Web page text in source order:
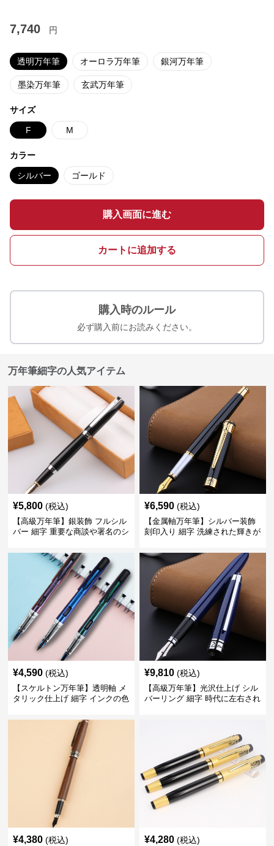
7,740 円
透明万年筆 オーロラ万年筆 銀河万年筆
墨染万年筆 玄武万年筆
サイズ
F M
カラー
シルバー ゴールド
購入画面に進む
カートに追加する
購入時のルール
必ず購入前にお読みください。
万年筆細字の人気アイテム
¥5,800 (税込)
【高級万年筆】銀装飾 フルシル
バー 細字 重要な商談や署名のシ
てくれる
¥6,590 (税込)
【金属軸万年筆】シルバー装飾
刻印入り 細字 洗練された輝きが
¥4,590 (税込)
【スケルトン万年筆】透明軸 メ
タリック仕上げ 細字 インクの色
する
¥9,810 (税込)
【高級万年筆】光沢仕上げ シル
バーリング 細字 時代に左右され
¥4,380 (税込) ¥4,280 (税込)